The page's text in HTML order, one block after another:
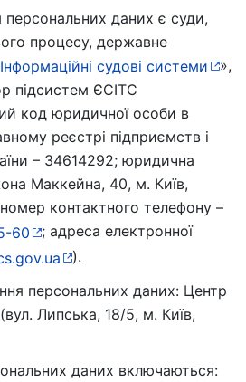
даних є суди,
процесу, державне
Інформаційні судові системи
»,
підсистем ЄСІТС
код юридичної особи в
реєстрі підприємств і
– 34614292; юридична
Маккейна, 40, м. Київ,
контактного телефону –
60
; адреса електронної
).
персональних даних: Центр
Липська, 18/5, м. Київ,
даних включаються: